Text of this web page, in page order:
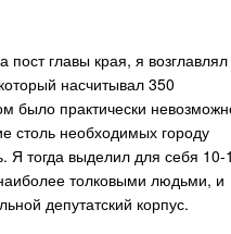
главы края, я возглавлял
насчитывал 350
было практически
столь необходимых городу
Я тогда выделил для себя 10-
толковыми людьми, и
депутатский корпус.